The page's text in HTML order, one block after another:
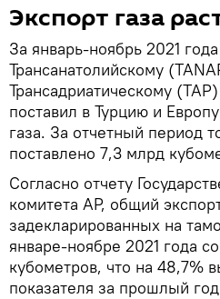
Экспорт газа
За январь-ноябрь 2021
Трансанатолийскому
Трансадриатическому
поставил в Турцию и
газа. За отчетный период
поставлено 7,3 млрд
Согласно отчету
комитета АР, общий
задекларированных на
январе-ноябре 2021 года
кубометров, что на 48,7%
показателя за прошлый